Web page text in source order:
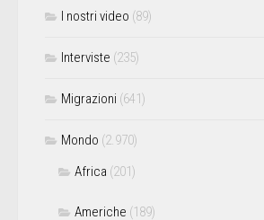
I nostri video (89)
Interviste (235)
Migrazioni (641)
Mondo (2.970)
Africa (201)
Americhe (189)